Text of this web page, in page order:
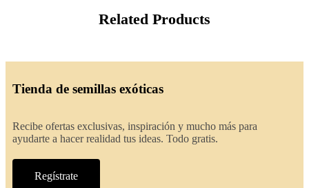
Related Products
Tienda de semillas exóticas
Recibe ofertas exclusivas, inspiración y mucho más para
ayudarte a hacer realidad tus ideas. Todo gratis.
Regístrate